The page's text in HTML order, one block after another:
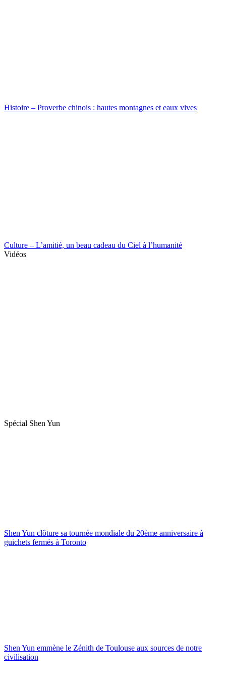
Histoire – Proverbe chinois : hautes montagnes et eaux vives
Culture – L’amitié, un beau cadeau du Ciel à l’humanité
Vidéos
Spécial Shen Yun
Shen Yun clôture sa tournée mondiale du 20ème anniversaire à
guichets fermés à Toronto
Shen Yun emmène le Zénith de Toulouse aux sources de notre
civilisation